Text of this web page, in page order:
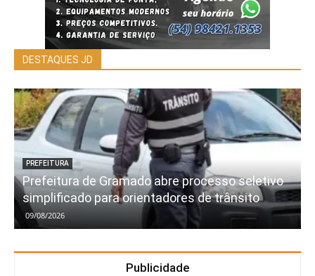
DESTAQUES JD
PREFEITURA
Prefeitura de Gramado abre processo seletivo
simplificado para orientadores de trânsito
09/08/2026
Publicidade